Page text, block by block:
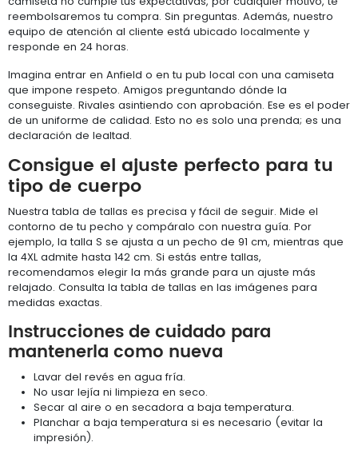
reembolsaremos tu compra. Sin preguntas. Además, nuestro
equipo de atención al cliente está ubicado localmente y
responde en 24 horas.
Imagina entrar en Anfield o en tu pub local con una camiseta
que impone respeto. Amigos preguntando dónde la
conseguiste. Rivales asintiendo con aprobación. Ese es el poder
de un uniforme de calidad. Esto no es solo una prenda; es una
declaración de lealtad.
Consigue el ajuste perfecto para tu
tipo de cuerpo
Nuestra tabla de tallas es precisa y fácil de seguir. Mide el
contorno de tu pecho y compáralo con nuestra guía. Por
ejemplo, la talla S se ajusta a un pecho de 91 cm, mientras que
la 4XL admite hasta 142 cm. Si estás entre tallas,
recomendamos elegir la más grande para un ajuste más
relajado. Consulta la tabla de tallas en las imágenes para
medidas exactas.
Instrucciones de cuidado para
mantenerla como nueva
Lavar del revés en agua fría.
No usar lejía ni limpieza en seco.
Secar al aire o en secadora a baja temperatura.
Planchar a baja temperatura si es necesario (evitar la
impresión).